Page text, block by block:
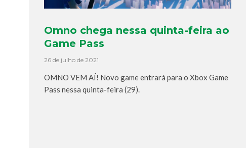
Omno chega nessa quinta-feira ao
Game Pass
26 de julho de 2021
OMNO VEM AÍ! Novo game entrará para o Xbox Game
Pass nessa quinta-feira (29).